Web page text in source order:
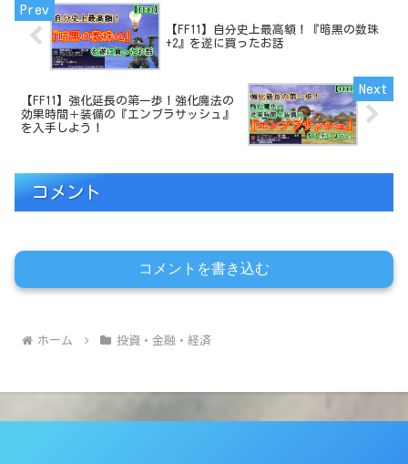
【FF11】自分史上最高額！『暗黒の数珠
+2』を遂に買ったお話
【FF11】強化延長の第一歩！強化魔法の
効果時間＋装備の『エンブラサッシュ』
を入手しよう！
コメント
コメントを書き込む
ホーム 投資・金融・経済